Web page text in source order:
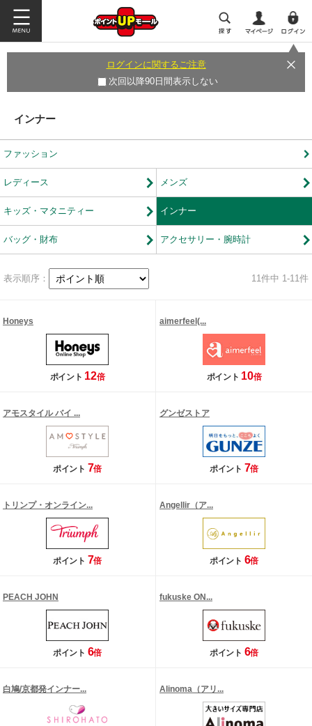
ログインに関するご注意
次回以降90日間表示しない
インナー
ファッション
レディース メンズ
キッズ・マタニティー インナー
バッグ・財布 アクセサリー・腕時計
表示順序： 11件中 1-11件
Honeys
ポイント 12倍
aimerfeel(...
ポイント 10倍
アモスタイル バイ ...
ポイント 7倍
グンゼストア
ポイント 7倍
トリンプ・オンライン...
ポイント 7倍
Angellir（ア...
ポイント 6倍
PEACH JOHN
ポイント 6倍
fukuske ON...
ポイント 6倍
白鳩/京都発インナー... Alinoma（アリ...